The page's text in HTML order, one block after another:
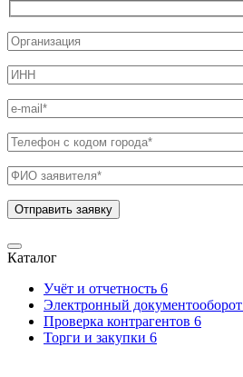
Каталог
Учёт и отчетность 6
Электронный документооборот
Проверка контрагентов 6
Торги и закупки 6